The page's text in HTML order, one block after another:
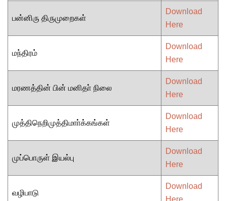
பன்னிரு திருமுறைகள்
Download
Here
மந்திரம்
Download
Here
மரணத்தின் பின் மனிதா் நிலை
Download
Here
முத்திநெறிமுத்திமாா்க்கங்கள்
Download
Here
முப்பொருள் இயல்பு
Download
Here
வழிபாடு
Download